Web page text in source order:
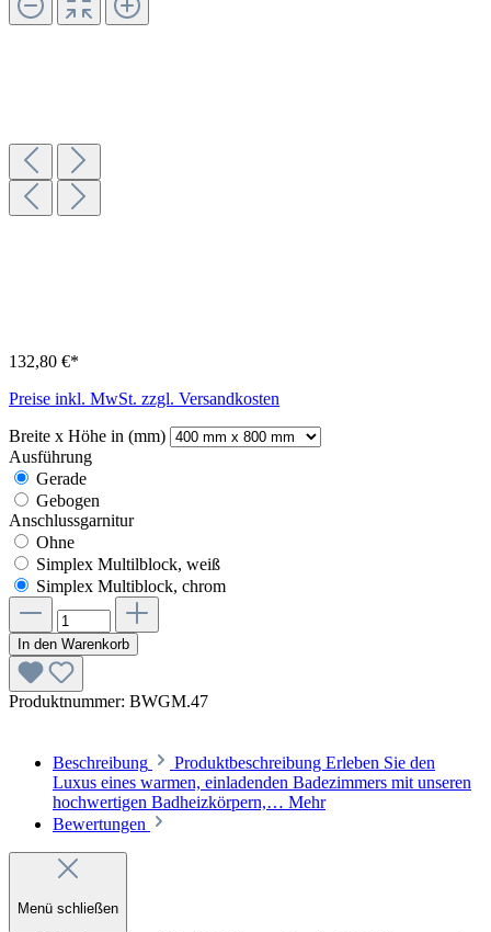
132,80 €*
Preise inkl. MwSt. zzgl. Versandkosten
Breite x Höhe in (mm)
Ausführung
Gerade
Gebogen
Anschlussgarnitur
Ohne
Simplex Multilblock, weiß
Simplex Multiblock, chrom
In den Warenkorb
Produktnummer: BWGM.47
Beschreibung
Produktbeschreibung Erleben Sie den
Luxus eines warmen, einladenden Badezimmers mit unseren
hochwertigen Badheizkörpern,… Mehr
Bewertungen
Menü schließen